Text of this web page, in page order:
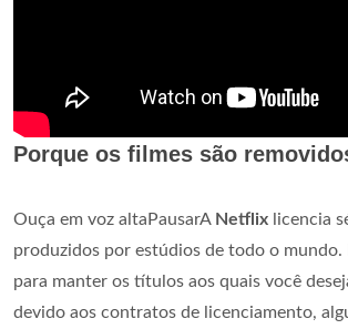
Porque os filmes são
Ouça em voz altaPausarA Netflix licencia
produzidos por estúdios de todo o mundo.
para manter os títulos aos quais você
devido aos contratos de licenciamento,